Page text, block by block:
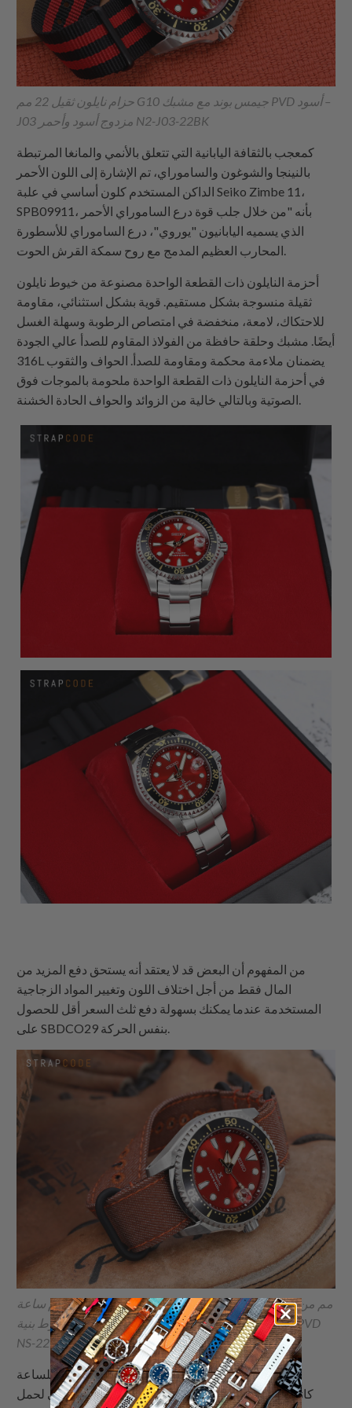
حزام نايلون ثقيل 22 مم G10 جيمس بوند مع مشبك PVD أسود –
J03 مزدوج أسود وأحمر N2-J03-22BK
كمعجب بالثقافة اليابانية التي تتعلق بالأنمي والمانغا المرتبطة
بالنينجا والشوغون والساموراي، تم الإشارة إلى اللون الأحمر
الداكن المستخدم كلون أساسي في علبة Seiko Zimbe 11،
SPB09911، بأنه "من خلال جلب قوة درع الساموراي الأحمر
الذي يسميه اليابانيون "يوروي"، درع الساموراي للأسطورة
أحزمة النايلون ذات القطعة الواحدة مصنوعة من خيوط نايلون
ثقيلة منسوجة بشكل مستقيم. قوية بشكل استثنائي، مقاومة
للاحتكاك، لامعة، منخفضة في امتصاص الرطوبة وسهلة الغسل
أيضًا. مشبك وحلقة حافظة من الفولاذ المقاوم للصدأ عالي الجودة
316L يضمنان ملاءمة محكمة ومقاومة للصدأ. الحواف والثقوب
في أحزمة النايلون ذات القطعة الواحدة ملحومة بالموجات فوق
من المفهوم أن البعض قد لا يعتقد أنه يستحق دفع المزيد من
المال فقط من أجل اختلاف اللون وتغيير المواد الزجاجية
المستخدمة عندما يمكنك بسهولة دفع ثلث السعر أقل للحصول
على SBDCO29 بنفس الحركة.
حزام ساعة MiLTAT 22 مم من قماش كانفاس مغسول بلون بني
صدئ، بسمك مزدوج، مع ثقوب خياطة قفل، وخيوط بنية، PVD
NS-22E22DZU00C2Q06
هذا الحزام العسكري للساعة ZHAKA مصنوع من قماش
كانفاس مغسول بوزن 12 أونصة، قوي ومتين بما يكفي لحمل